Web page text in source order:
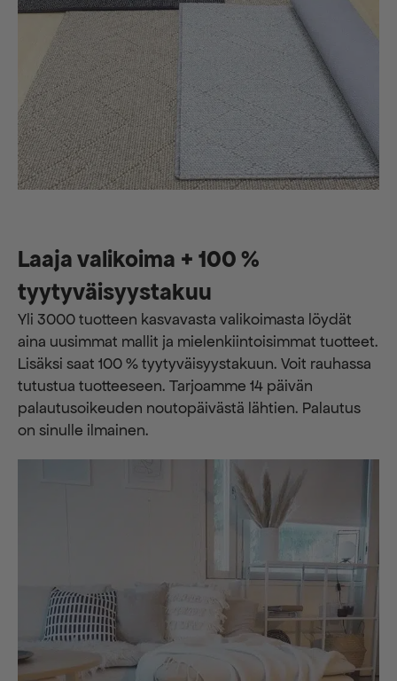
Laaja valikoima + 100 %
tyytyväisyystakuu
Yli 3000 tuotteen kasvavasta valikoimasta löydät
aina uusimmat mallit ja mielenkiintoisimmat tuotteet.
Lisäksi saat 100 % tyytyväisyystakuun. Voit rauhassa
tutustua tuotteeseen. Tarjoamme 14 päivän
palautusoikeuden noutopäivästä lähtien. Palautus
on sinulle ilmainen.